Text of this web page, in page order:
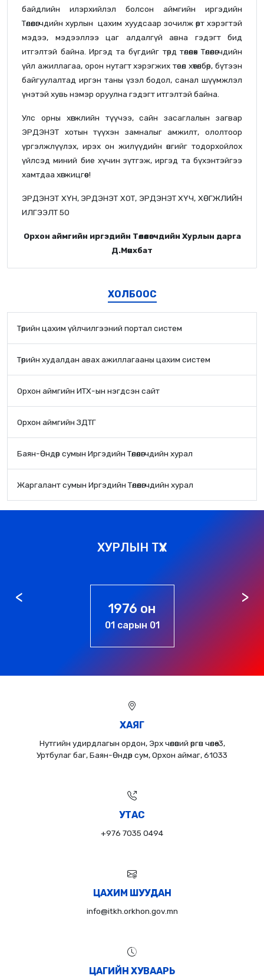
байдлийн илэрхийлэл болсон аймгийн иргэдийн
Төлөөлөгчдийн хурлын цахим хуудсаар зочилж өөрт хэрэгтэй
мэдээ, мэдээллээ цаг алдалгүй авна гэдэгт бид
итгэлтэй байна. Иргэд та бүгдийг төрд төлөөлөх Төлөөлөгчдийн
үйл ажиллагаа, орон нутагт хэрэгжих төсөл хөтөлбөр, бүтээн
байгуулалтад иргэн таны үзэл бодол, санал шүүмжлэл
үнэтэй хувь нэмэр оруулна гэдэгт итгэлтэй байна.
Улс орны хөгжлийн түүчээ, сайн засаглалын загвар
ЭРДЭНЭТ хотын түүхэн замналыг амжилт, ололтоор
үргэлжлүүлэх, ирэх он жилүүдийн өнгийг тодорхойлох
үйлсэд миний бие хүчин зүтгэж, иргэд та бүхэнтэйгээ
хамтдаа хөгжицгөөе!
ЭРДЭНЭТ ХҮН, ЭРДЭНЭТ ХОТ, ЭРДЭНЭТ ХҮЧ, ХӨГЖЛИЙН
ИЛГЭЭЛТ 50
Орхон аймгийн иргэдийн Төлөөлөгчдийн Хурлын дарга
Д.Мөнхбат
ХОЛБООС
Төрийн цахим үйлчилгээний портал систем
Төрийн худалдан авах ажиллагааны цахим систем
Орхон аймгийн ИТХ-ын нэгдсэн сайт
Орхон аймгийн ЗДТГ
Баян-Өндөр сумын Иргэдийн Төлөөлөгчдийн хурал
Жаргалант сумын Иргэдийн Төлөөлөгчдийн хурал
ХУРЛЫН ТҮҮХ
1989 он
07 сарын 05
ХАЯГ
Нутгийн удирдлагын ордон, Эрх чөлөөний өргөн чөлөө-3,
Уртбулаг баг, Баян-Өндөр сум, Орхон аймаг, 61033
УТАС
+976 7035 0494
ЦАХИМ ШУУДАН
info@itkh.orkhon.gov.mn
ЦАГИЙН ХУВААРЬ